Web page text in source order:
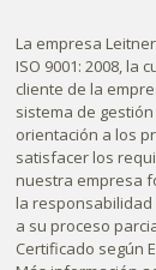
La empresa
ISO 9001: 2008, la
cliente de la
sistema de
orientación a los
satisfacer los
nuestra empresa
la
a su proceso
Certificado según